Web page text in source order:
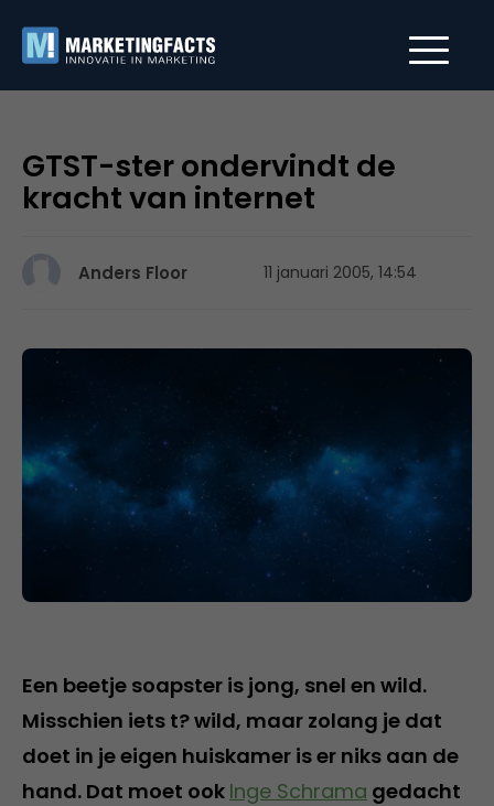
GTST-ster ondervindt de
kracht van internet
Anders Floor 11 januari 2005, 14:54
Een beetje soapster is jong, snel en wild.
Misschien iets t? wild, maar zolang je dat
doet in je eigen huiskamer is er niks aan de
hand. Dat moet ook Inge Schrama gedacht